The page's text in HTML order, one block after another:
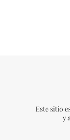
Este sitio
y